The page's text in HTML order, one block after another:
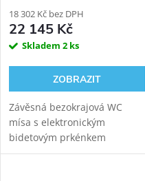
Duofix 111.925.00.5
18 302 Kč bez DPH
22 145 Kč
Skladem 2 ks
ZOBRAZIT
Závěsná bezokrajová WC
mísa s elektronickým
bidetovým prkénkem
HYUNDAI Wacortec s